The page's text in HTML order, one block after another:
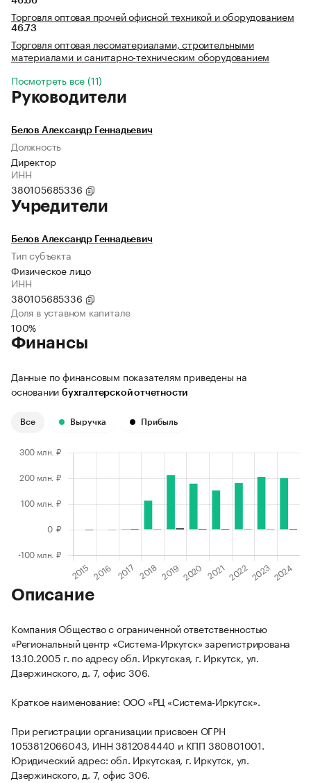
Торговля оптовая прочей офисной техникой и оборудованием
46.73
Торговля оптовая лесоматериалами, строительными
материалами и санитарно-техническим оборудованием
Посмотреть все (11)
Руководители
Белов Александр Геннадьевич
Должность
Директор
ИНН
380105685336
Учредители
Белов Александр Геннадьевич
Тип субъекта
Физическое лицо
ИНН
380105685336
Доля в уставном капитале
100%
Финансы
Данные по финансовым показателям приведены на
основании бухгалтерской отчетности
Все Выручка Прибыль
Описание
Компания Общество с ограниченной ответственностью
«Региональный центр «Система-Иркутск» зарегистрирована
13.10.2005 г. по адресу обл. Иркутская, г. Иркутск, ул.
Дзержинского, д. 7, офис 306.
Краткое наименование: ООО «РЦ «Система-Иркутск».
При регистрации организации присвоен ОГРН
1053812066043, ИНН 3812084440 и КПП 380801001.
Юридический адрес: обл. Иркутская, г. Иркутск, ул.
Дзержинского, д. 7, офис 306.